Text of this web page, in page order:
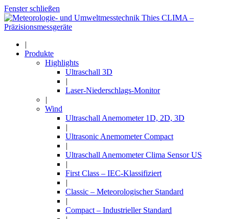
Fenster schließen
|
Produkte
Highlights
Ultraschall 3D
|
Laser-Niederschlags-Monitor
|
Wind
Ultraschall Anemometer 1D, 2D, 3D
|
Ultrasonic Anemometer Compact
|
Ultraschall Anemometer Clima Sensor US
|
First Class – IEC-Klassifiziert
|
Classic – Meteorologischer Standard
|
Compact – Industrieller Standard